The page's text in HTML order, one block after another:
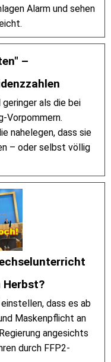
Alarm und sehen
–
als die bei
Vorpommern.
nahelegen, dass sie
– oder selbst völlig
dass es ab
Maskenpflicht an
angesichts
durch FFP2-